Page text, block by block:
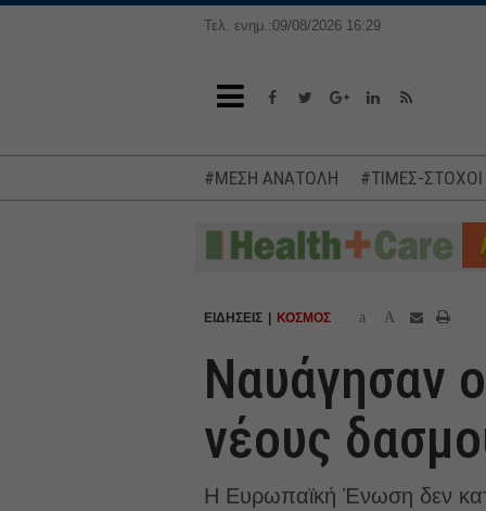
Τελ. ενημ.:09/08/2026 16:29
#ΜΕΣΗ ΑΝΑΤΟΛΗ #ΤΙΜΕΣ-
ΕΙΔΗΣΕΙΣ ΚΟΣΜΟΣ a A
Ναυάγησαν
νέους
Η Ευρωπαϊκή Ένωση δεν